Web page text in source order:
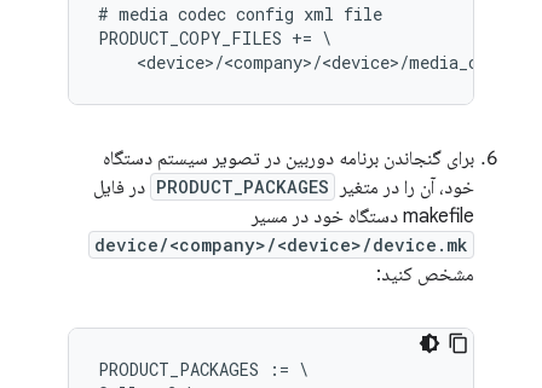
# media codec config xml file
PRODUCT_COPY_FILES += \
برای گنجاندن برنامه دوربین در تصویر سیستم دستگاه
خود، آن را در متغیر
PRODUCT_PACKAGES در فایل
makefile دستگاه خود در مسیر
device/<company>/<device>/device.mk
مشخص کنید:
PRODUCT_PACKAGES := \